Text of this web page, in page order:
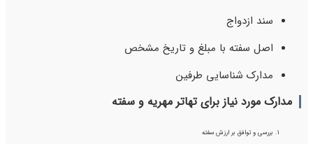
سند ازدواج
اصل سفته با مبلغ و تاریخ مشخص
مدارک شناسایی طرفین
مدارک مورد نیاز برای تهاتر مهریه و سفته
بررسی و توافق بر ارزش سفته